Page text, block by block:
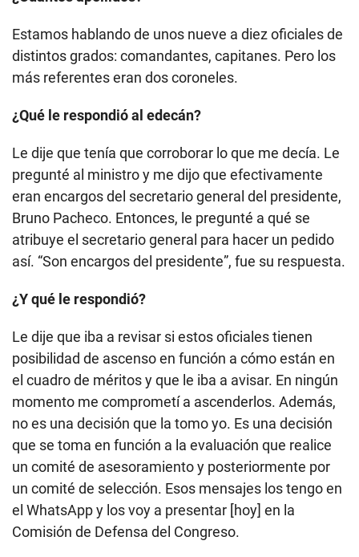
Estamos hablando de unos nueve a diez oficiales de
distintos grados: comandantes, capitanes. Pero los
más referentes eran dos coroneles.
¿Qué le respondió al edecán?
Le dije que tenía que corroborar lo que me decía. Le
pregunté al ministro y me dijo que efectivamente
eran encargos del secretario general del presidente,
Bruno Pacheco. Entonces, le pregunté a qué se
atribuye el secretario general para hacer un pedido
así. “Son encargos del presidente”, fue su respuesta.
¿Y qué le respondió?
Le dije que iba a revisar si estos oficiales tienen
posibilidad de ascenso en función a cómo están en
el cuadro de méritos y que le iba a avisar. En ningún
momento me comprometí a ascenderlos. Además,
no es una decisión que la tomo yo. Es una decisión
que se toma en función a la evaluación que realice
un comité de asesoramiento y posteriormente por
un comité de selección. Esos mensajes los tengo en
el WhatsApp y los voy a presentar [hoy] en la
Comisión de Defensa del Congreso.